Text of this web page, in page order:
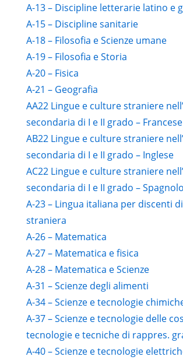
A-13 – Discipline letterarie latino e
A-15 – Discipline sanitarie
A-18 – Filosofia e Scienze umane
A-19 – Filosofia e Storia
A-20 – Fisica
A-21 – Geografia
AA22 Lingue e culture straniere
secondaria di I e II grado – Francese
AB22 Lingue e culture straniere
secondaria di I e II grado – Inglese
AC22 Lingue e culture straniere
secondaria di I e II grado – Spagnolo
A-23 – Lingua italiana per discenti
straniera
A-26 – Matematica
A-27 – Matematica e fisica
A-28 – Matematica e Scienze
A-31 – Scienze degli alimenti
A-34 – Scienze e tecnologie
A-37 – Scienze e tecnologie delle
tecnologie e tecniche di rappres.
A-40 – Scienze e tecnologie